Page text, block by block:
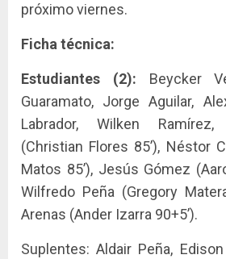
próximo viernes.
Ficha técnica:
Estudiantes (2): Beycker
Guaramato, Jorge Aguilar,
Labrador, Wilken
(Christian Flores 85’), Néstor
Matos 85’), Jesús Gómez
Wilfredo Peña (Gregory
Arenas (Ander Izarra 90+5’).
Suplentes: Aldair Peña,